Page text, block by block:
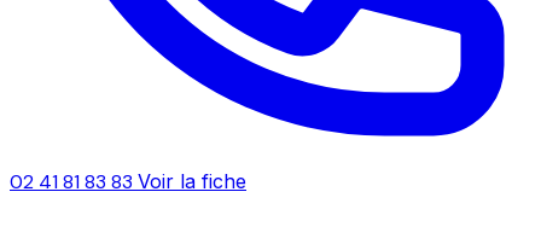
02 41 81 83 83 Voir la fiche